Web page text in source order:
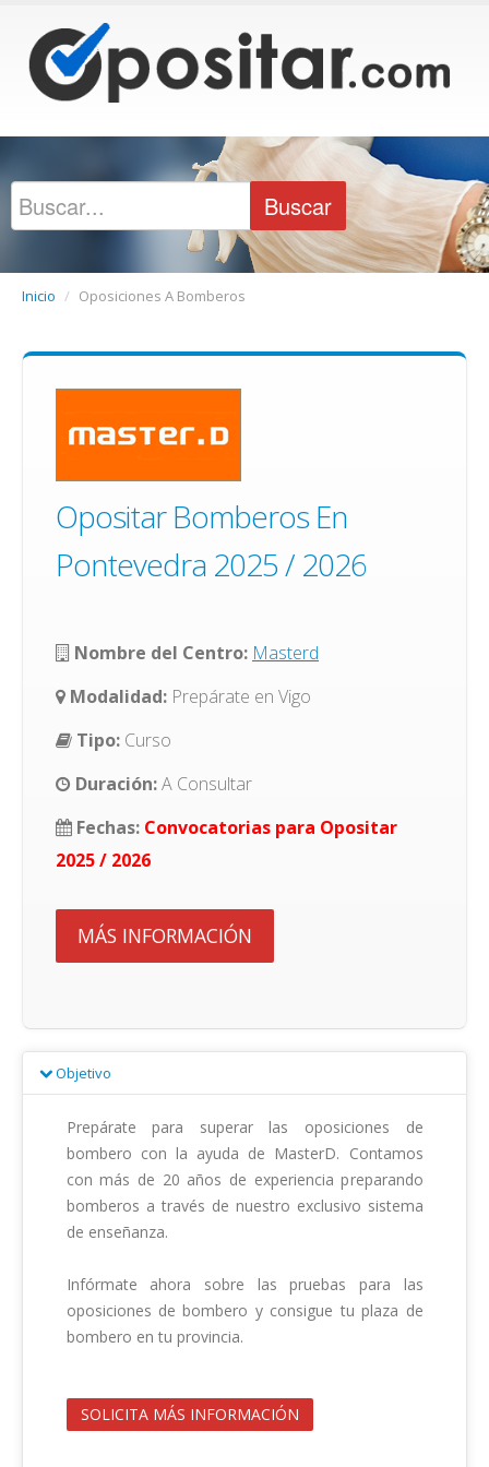
Inicio / Oposiciones A Bomberos
Opositar Bomberos En
Pontevedra 2025 / 2026
Nombre del Centro: Masterd
Modalidad: Prepárate en Vigo
Tipo: Curso
Duración:A Consultar
Fechas: Convocatorias para Opositar
2025 / 2026
MÁS INFORMACIÓN
Objetivo
Prepárate para superar las oposiciones de
bombero con la ayuda de MasterD. Contamos
con más de 20 años de experiencia preparando
bomberos a través de nuestro exclusivo sistema
de enseñanza.
Infórmate ahora sobre las pruebas para las
oposiciones de bombero y consigue tu plaza de
bombero en tu provincia.
SOLICITA MÁS INFORMACIÓN